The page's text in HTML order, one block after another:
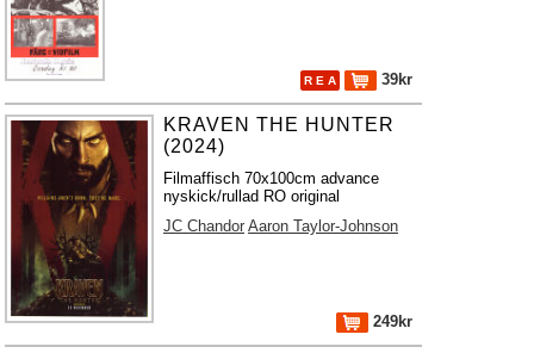
R E A 39kr
KRAVEN THE HUNTER
(2024)
Filmaffisch 70x100cm advance
nyskick/rullad RO original
JC Chandor Aaron Taylor-Johnson
249kr